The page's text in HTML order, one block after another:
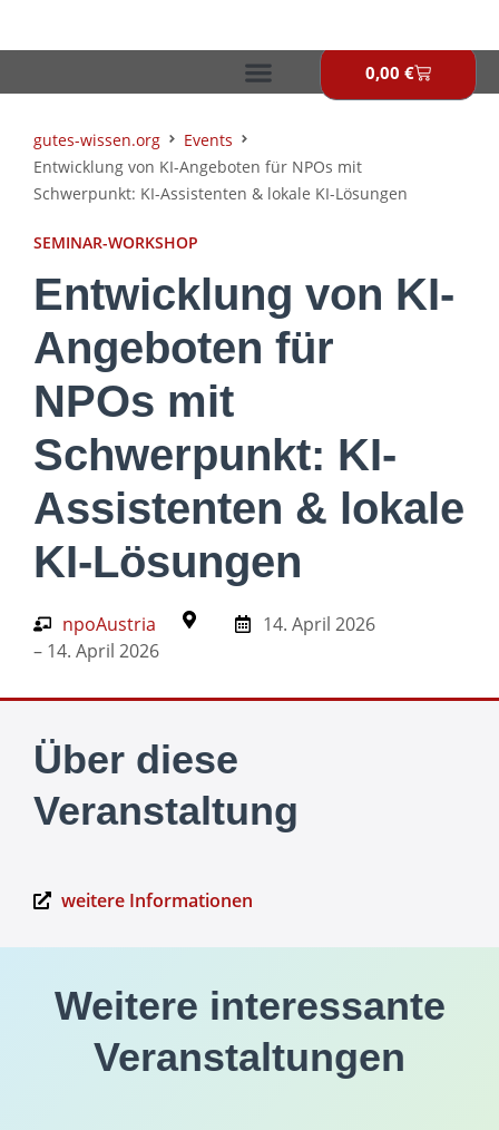
0,00 €
gutes-wissen.org
Events
Entwicklung von KI-Angeboten für NPOs mit
Schwerpunkt: KI-Assistenten & lokale KI-Lösungen
SEMINAR-WORKSHOP
Entwicklung von KI-
Angeboten für
NPOs mit
Schwerpunkt: KI-
Assistenten & lokale
KI-Lösungen
npoAustria
14. April 2026
– 14. April 2026
Über diese
Veranstaltung
weitere Informationen
Weitere interessante
Veranstaltungen